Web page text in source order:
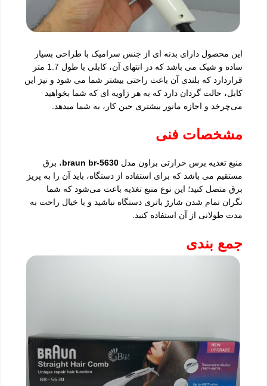
این محصول دارای بدنه ای از جنس سرامیک با طراحی بسیار
ساده و شیک می باشد که در انتهای آن، کابلی با طول 1.7 متر
قراردارد که بلندی آن باعث راحتی بیشتر شما می شود و نیز این
کابل، حالت گردان دارد که به هر زاویه ای که شما بخواهید
می‌چرخد و اجازه مانور بیشتری حین کار، به شما میدهد.
مشخصات فنی
منبع تغذیه برس حرارتی براون مدل braun br-5630، برق
مستقیم می باشد که برای استفاده از دستگاه، باید آن را به پریز
برق متصل کنید؛ این نوع منبع تغذیه باعث می‌شود که شما
نگران تمام شدن شارژ باتری دستگاه نباشید و با خیال راحت به
مدت طولانی از آن استفاده کنید.
جمع بندی